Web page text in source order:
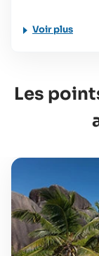
Voir plus
Les